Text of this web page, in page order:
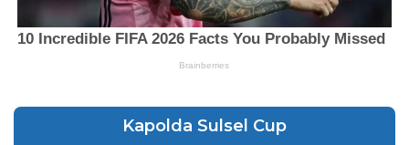
Kapolda Sulsel Cup